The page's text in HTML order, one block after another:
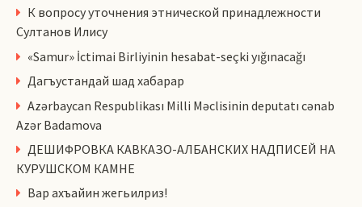
К вопросу уточнения этнической принадлежности
Султанов Илису
«Samur» İctimai Birliyinin hesabat-seçki yığınacağı
Дагъустандай шад хабарар
Azərbaycan Respublikası Milli Məclisinin deputatı cənab
Azər Badamova
ДЕШИФРОВКА КАВКАЗО-АЛБАНСКИХ НАДПИСЕЙ НА
КУРУШСКОМ КАМНЕ
Вар ахъайин жегьилриз!